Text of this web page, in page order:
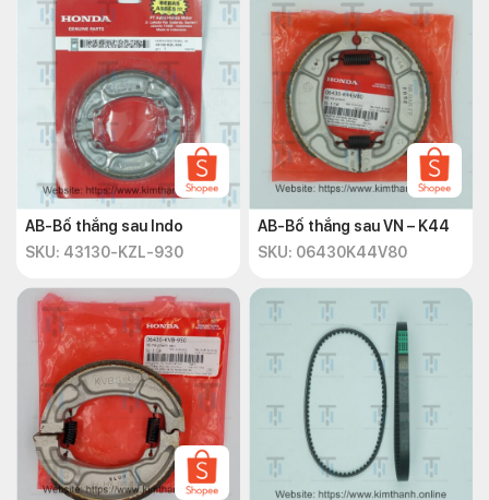
AB-Bố thắng sau Indo
SKU: 43130-KZL-930
AB-Bố thắng sau VN – K44
SKU: 06430K44V80